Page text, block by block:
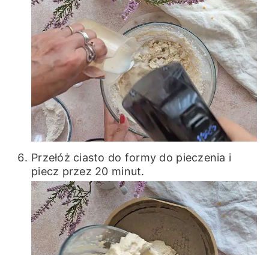
Przełóż ciasto do formy do pieczenia i
piecz przez 20 minut.